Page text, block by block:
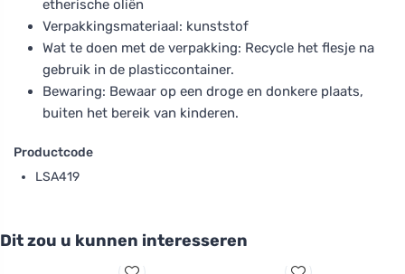
etherische oliën
Verpakkingsmateriaal: kunststof
Wat te doen met de verpakking: Recycle het flesje na
gebruik in de plasticcontainer.
Bewaring: Bewaar op een droge en donkere plaats,
buiten het bereik van kinderen.
Productcode
LSA419
Dit zou u kunnen interesseren